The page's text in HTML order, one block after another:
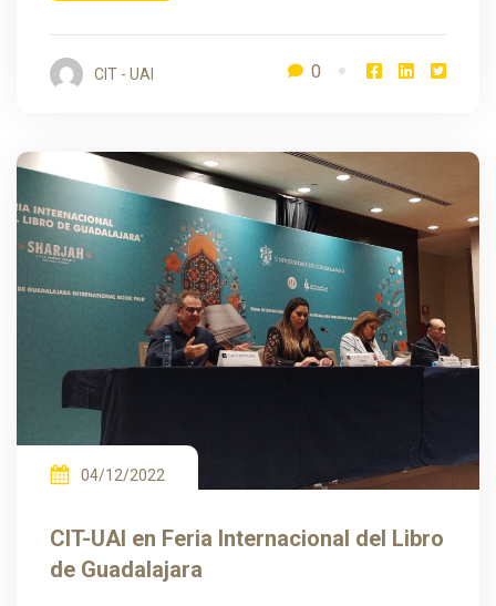
CIT - UAI 0
04/12/2022
CIT-UAI en Feria Internacional del Libro
de Guadalajara